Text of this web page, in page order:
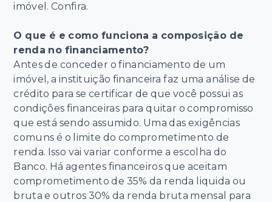
imóvel. Confira.
O que é e como funciona a composição de
renda no financiamento?
Antes de conceder o financiamento de um
imóvel, a instituição financeira faz uma análise de
crédito para se certificar de que você possui as
condições financeiras para quitar o compromisso
que está sendo assumido. Uma das exigências
comuns é o limite do comprometimento de
renda. Isso vai variar conforme a escolha do
Banco. Há agentes financeiros que aceitam
comprometimento de 35% da renda liquida ou
bruta e outros 30% da renda bruta mensal para